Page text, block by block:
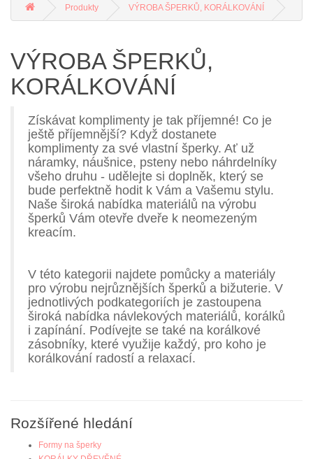
Produkty VÝROBA ŠPERKŮ, KORÁLKOVÁNÍ
VÝROBA ŠPERKŮ,
KORÁLKOVÁNÍ
Získávat komplimenty je tak příjemné! Co je
ještě příjemnější? Když dostanete
komplimenty za své vlastní šperky. Ať už
náramky, náušnice, psteny nebo náhrdelníky
všeho druhu - udělejte si doplněk, který se
bude perfektně hodit k Vám a Vašemu stylu.
Naše široká nabídka materiálů na výrobu
šperků Vám otevře dveře k neomezeným
kreacím.
V této kategorii najdete pomůcky a materiály
pro výrobu nejrůznějších šperků a bižuterie. V
jednotlivých podkategoriích je zastoupena
široká nabídka návlekových materiálů, korálků
i zapínání. Podívejte se také na korálkové
zásobníky, které využije každý, pro koho je
korálkování radostí a relaxací.
Rozšířené hledání
Formy na šperky